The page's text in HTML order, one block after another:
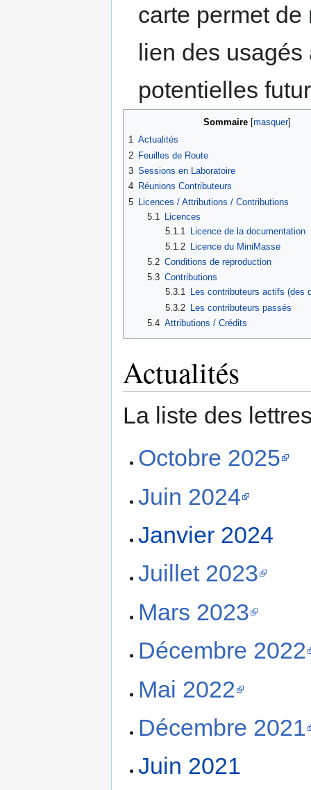
carte permet de
lien des usagés
potentielles
Sommaire
1 Actualités
2 Feuilles de Route
3 Sessions en Laboratoire
4 Réunions Contributeurs
5 Licences / Attributions / Contributions
5.1
Licences
5.1.1
Licence de la documentation
5.1.2
Licence du MiniMasse
5.2 Conditions de reproduction
5.3 Contributions
5.3.1 Les contributeurs actifs (des
5.3.2
Les contributeurs passés
5.4 Attributions / Crédits
Actualités
La liste des
Octobre 2025
Juin 2024
Janvier 2024
Juillet 2023
Mars 2023
Décembre 2022
Mai 2022
Décembre 2021
Juin 2021